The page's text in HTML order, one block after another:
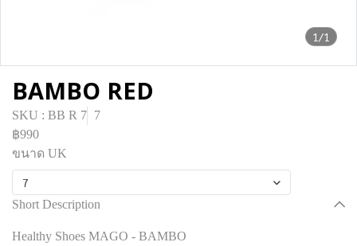
1/1
BAMBO RED
SKU : BB R 7 7
฿990
ขนาด UK
7
Short Description
Healthy Shoes MAGO - BAMBO